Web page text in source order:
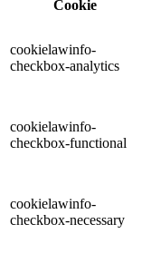
Cookie
cookielawinfo-
checkbox-analytics
cookielawinfo-
checkbox-functional
cookielawinfo-
checkbox-necessary